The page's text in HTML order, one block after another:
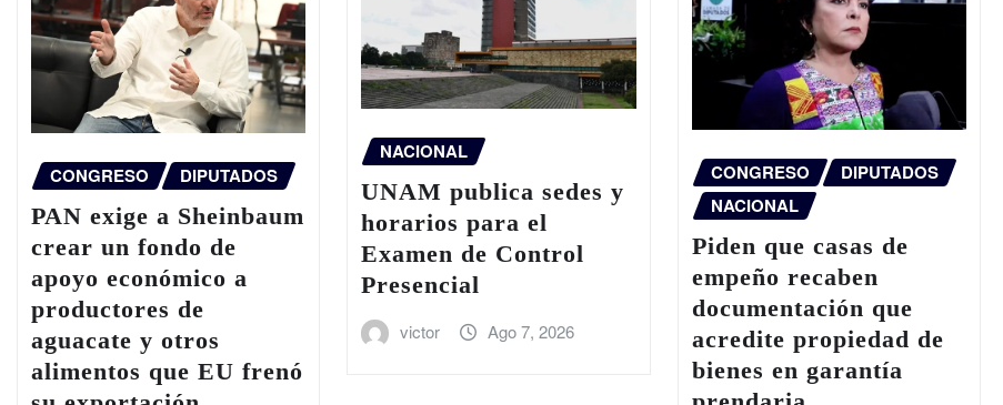
CONGRESO DIPUTADOS
PAN exige a Sheinbaum
crear un fondo de
apoyo económico a
productores de
aguacate y otros
alimentos que EU frenó
NACIONAL
UNAM publica sedes y
horarios para el
Examen de Control
Presencial
victor Ago 7, 2026
CONGRESO
DIPUTADOS
NACIONAL
Piden que casas de
empeño recaben
documentación que
acredite propiedad de
bienes en garantía